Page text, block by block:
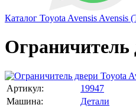
Каталог Toyota Avensis Avensis
Ограничитель
Артикул:
19947
Машина:
Детали